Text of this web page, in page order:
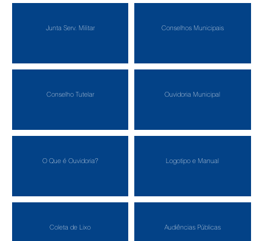
Junta Serv. Militar Conselhos Municipais
Conselho Tutelar Ouvidoria Municipal
O Que é Ouvidoria? Logotipo e Manual
Coleta de Lixo Audiências Públicas